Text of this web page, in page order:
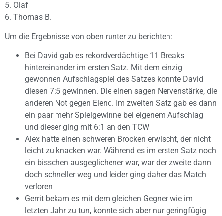
5. Olaf
6. Thomas B.
Um die Ergebnisse von oben runter zu berichten:
Bei David gab es rekordverdächtige 11 Breaks
hintereinander im ersten Satz. Mit dem einzig
gewonnen Aufschlagspiel des Satzes konnte David
diesen 7:5 gewinnen. Die einen sagen Nervenstärke, die
anderen Not gegen Elend. Im zweiten Satz gab es dann
ein paar mehr Spielgewinne bei eigenem Aufschlag
und dieser ging mit 6:1 an den TCW
Alex hatte einen schweren Brocken erwischt, der nicht
leicht zu knacken war. Während es im ersten Satz noch
ein bisschen ausgeglichener war, war der zweite dann
doch schneller weg und leider ging daher das Match
verloren
Gerrit bekam es mit dem gleichen Gegner wie im
letzten Jahr zu tun, konnte sich aber nur geringfügig